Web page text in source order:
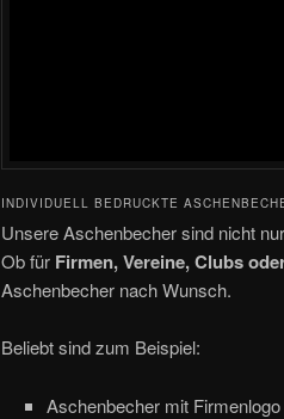
INDIVIDUELL BEDRUCKTE
Unsere Aschenbecher sind nicht
Ob für Firmen, Vereine, Clubs
Aschenbecher nach Wunsch.
Beliebt sind zum Beispiel:
Aschenbecher mit Firmenlogo